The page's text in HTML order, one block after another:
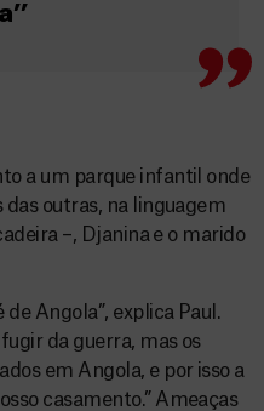
a um parque infantil onde
outras, na linguagem
–, Djanina e o marido
de Angola”, explica Paul.
da guerra, mas os
em Angola, e por isso a
casamento.” Ameaças